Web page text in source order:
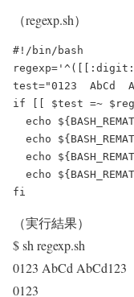
（regexp.sh）
#!/bin/bash
test="0123  AbCd
if [[ $test =~
echo
echo
echo
echo
（実行結果）
$ sh regexp.sh
0123 AbCd AbCd123
0123